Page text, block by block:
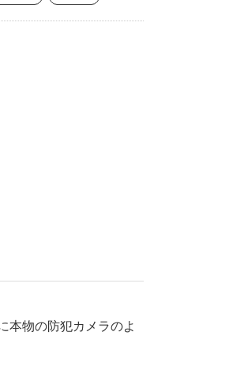
本物の防犯カメラのよ